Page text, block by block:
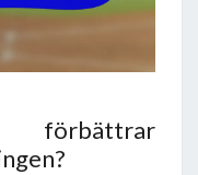
förbättrar